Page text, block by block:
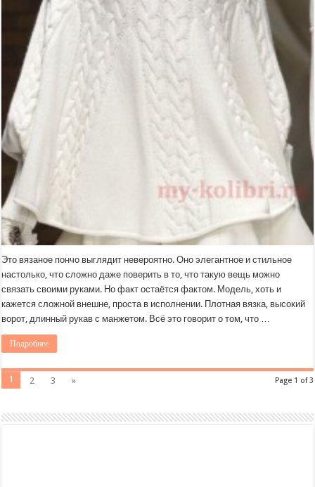
Это вязаное пончо выглядит невероятно. Оно элегантное и стильное
настолько, что сложно даже поверить в то, что такую вещь можно
связать своими руками. Но факт остаётся фактом. Модель, хоть и
кажется сложной внешне, проста в исполнении. Плотная вязка, высокий
ворот, длинный рукав с манжетом. Всё это говорит о том, что …
Подробнее
Page 1 of 3
1 2 3 »